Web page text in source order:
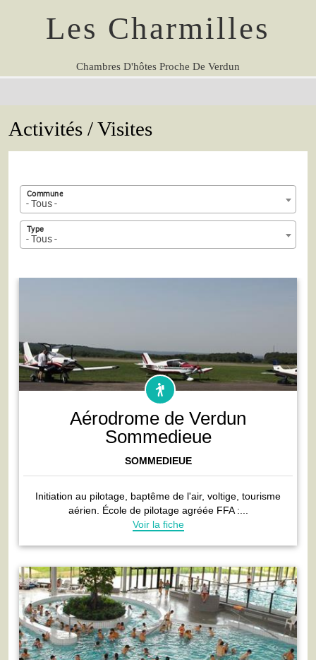
Les Charmilles
Chambres D'hôtes Proche De Verdun
Activités / Visites